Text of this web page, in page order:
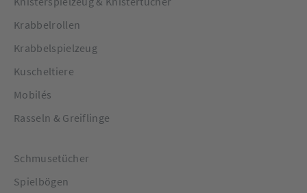
Krabbelrollen
Krabbelspielzeug
Kuscheltiere
Mobilés
Rasseln & Greiflinge
Schmusetücher
Spielbögen